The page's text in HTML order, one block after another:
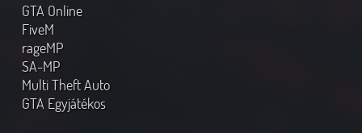
GTA Online
FiveM
rageMP
SA-MP
Multi Theft Auto
GTA Egyjátékos